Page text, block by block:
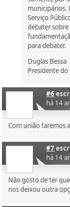
municipários.
Serviço
debater
para debater.
Duglas Bessa
Presidente do
#6
há 14
Com união faremos
#7
há 14
Não gosto de ter
nos deixou outra